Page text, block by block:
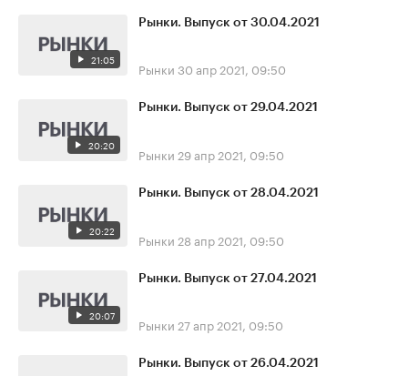
21:05
Рынки. Выпуск от 30.04.2021
Рынки 30 апр 2021, 09:50
20:20
Рынки. Выпуск от 29.04.2021
Рынки 29 апр 2021, 09:50
20:22
Рынки. Выпуск от 28.04.2021
Рынки 28 апр 2021, 09:50
20:07
Рынки. Выпуск от 27.04.2021
Рынки 27 апр 2021, 09:50
Рынки. Выпуск от 26.04.2021